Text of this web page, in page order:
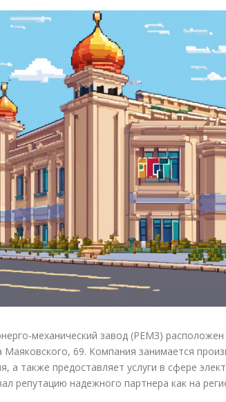
механический завод (РЕМЗ)
Маяковского, 69. Компания занимается
а также предоставляет услуги в сфере
репутацию надежного партнера как на